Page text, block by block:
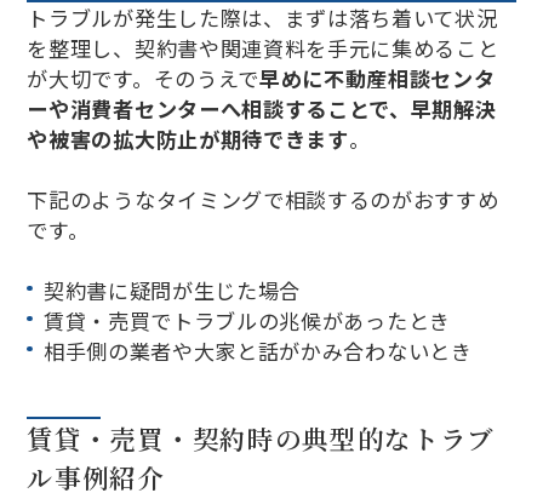
トラブルが発生した際は、まずは落ち着いて状況
を整理し、契約書や関連資料を手元に集めること
が大切です。そのうえで早めに不動産相談センタ
ーや消費者センターへ相談することで、早期解決
や被害の拡大防止が期待できます。
下記のようなタイミングで相談するのがおすすめ
です。
契約書に疑問が生じた場合
賃貸・売買でトラブルの兆候があったとき
相手側の業者や大家と話がかみ合わないとき
賃貸・売買・契約時の典型的なトラブ
ル事例紹介